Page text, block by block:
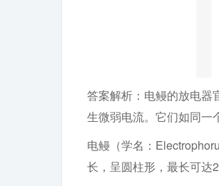
答案解析：电鳗的放电器
生微弱电流。它们如同一
电鳗（学名：
长，呈圆柱形，最长可达